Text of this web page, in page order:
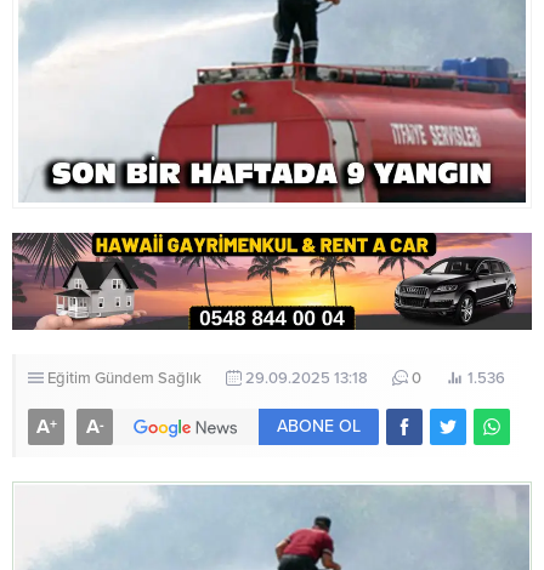
Eğitim Gündem Sağlık 29.09.2025 13:18 0 1.536
A+ A- ABONE OL